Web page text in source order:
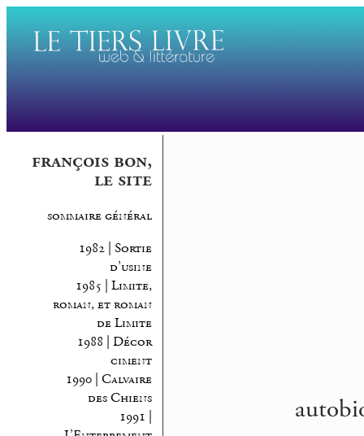
françois bon,
le site
sommaire général
1982 | Sortie
d’usine
1985 | Limite,
roman, et roman
de Limite
1988 | Décor
ciment
1990 | Calvaire
des Chiens
1991 |